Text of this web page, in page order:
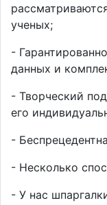
ученых;
-
данных и
- Творческий
его
-
- Несколько
- У нас